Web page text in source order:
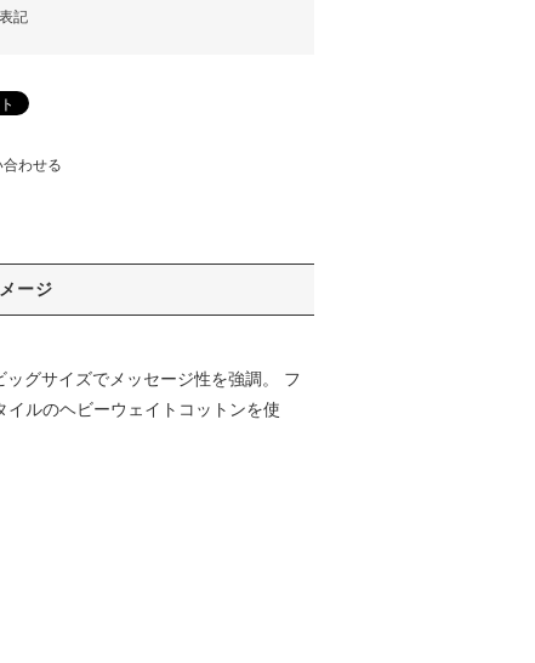
記
わせる
ージ
グサイズでメッセージ性を強調。 フ
ルのヘビーウェイトコットンを使